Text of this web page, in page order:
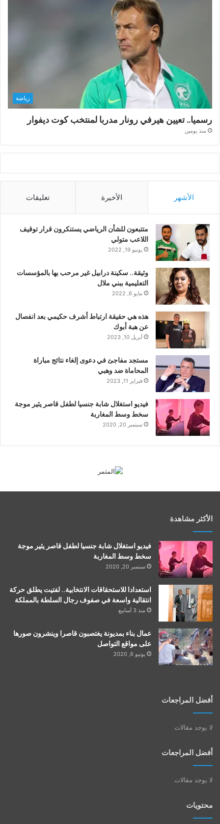
رياضة
رسميا.. تعيين هيرفي رونار مدربا لمنتخب كوت ديفوار
منذ يومين
الأشهر الأخيرة تعليقات
متتبعون للشأن الرياضي يستنكرون قرار توقيف
اللاعب متولي
يونيو 19, 2022
وثيقة.. سكينة درابيل غير مرحب بها بالمؤسسات
التعليمية ببني ملال
مايو 6, 2022
هذه هي حقيقة ارتباط أشرف حكيمي بعد انفصال
عن هبة أبوك
أبريل 10, 2023
مستجد مفاجئ في دعوى إلغاء نتائج مباراة
المحاماة ضد وهبي
فبراير 11, 2023
فيديو استغلال شابة جنسيا لطفل قاصر يثير موجة
سخط وسط المغاربة
سبتمبر 20, 2020
الأكثر مشاهدة
فيديو استغلال شابة جنسيا لطفل قاصر يثير موجة
سخط وسط المغاربة
سبتمبر 20, 2020
استعدادا للاستحقاقات الانتخابية.. لفتيت يطلق حركة
انتقالية واسعة في صفوف رجال السلطة بالمملكة
منذ 3 أسابيع
عمال بناء بمديونة يغتصبون قاصرا وينشرون صورها
على مواقع التواصل
يونيو 6, 2020
أفضل المراجعات
لا يوجد مقالات
أفضل المراجعات
لا يوجد مقالات
محتويات